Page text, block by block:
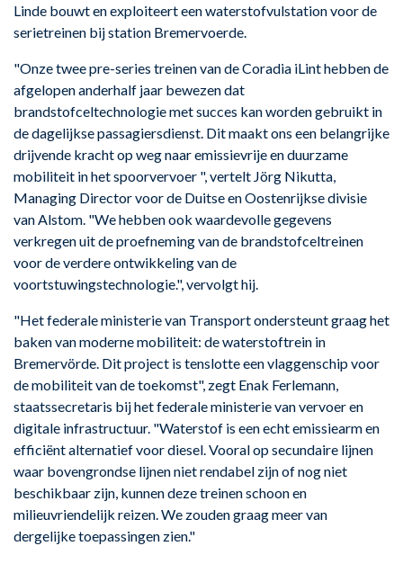
Linde bouwt en exploiteert een waterstofvulstation voor de
serietreinen bij station Bremervoerde.
"Onze twee pre-series treinen van de Coradia iLint hebben de
afgelopen anderhalf jaar bewezen dat
brandstofceltechnologie met succes kan worden gebruikt in
de dagelijkse passagiersdienst. Dit maakt ons een belangrijke
drijvende kracht op weg naar emissievrije en duurzame
mobiliteit in het spoorvervoer ", vertelt Jörg Nikutta,
Managing Director voor de Duitse en Oostenrijkse divisie
van Alstom. "We hebben ook waardevolle gegevens
verkregen uit de proefneming van de brandstofceltreinen
voor de verdere ontwikkeling van de
voortstuwingstechnologie.", vervolgt hij.
"Het federale ministerie van Transport ondersteunt graag het
baken van moderne mobiliteit: de waterstoftrein in
Bremervörde. Dit project is tenslotte een vlaggenschip voor
de mobiliteit van de toekomst", zegt Enak Ferlemann,
staatssecretaris bij het federale ministerie van vervoer en
digitale infrastructuur. "Waterstof is een echt emissiearm en
efficiënt alternatief voor diesel. Vooral op secundaire lijnen
waar bovengrondse lijnen niet rendabel zijn of nog niet
beschikbaar zijn, kunnen deze treinen schoon en
milieuvriendelijk reizen. We zouden graag meer van
dergelijke toepassingen zien."